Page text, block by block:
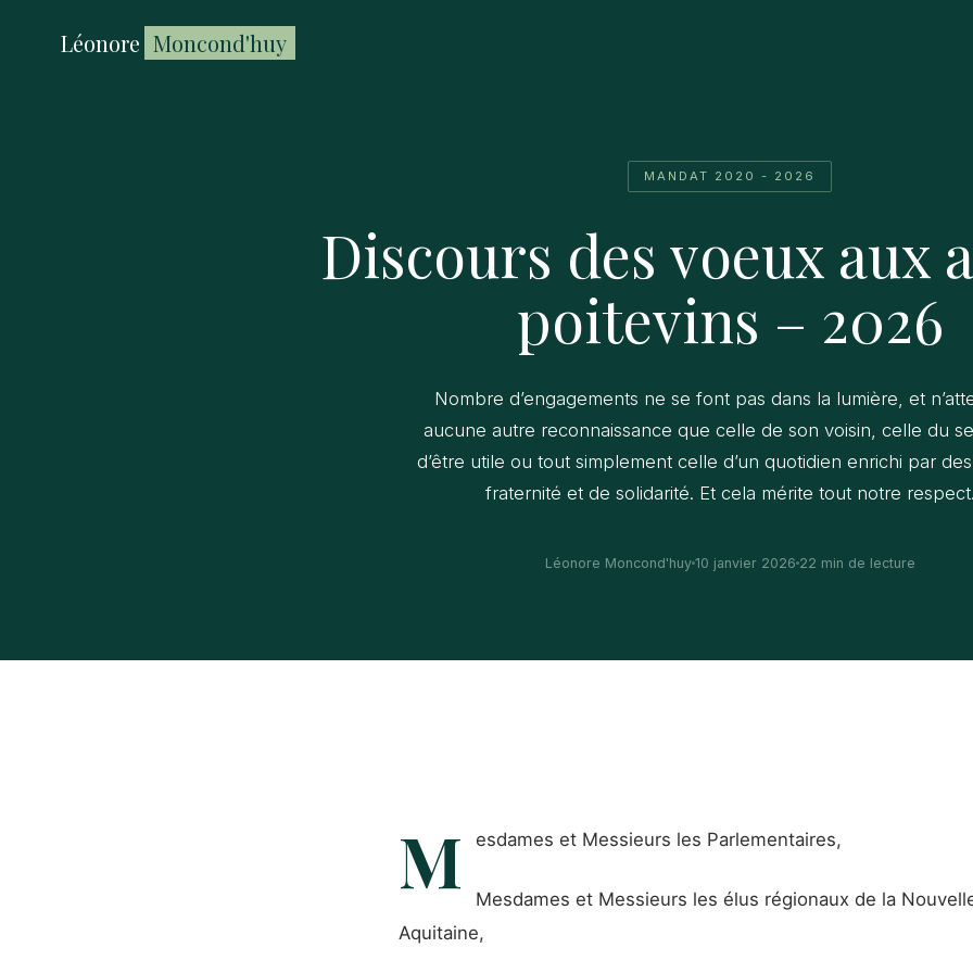
Léonore Moncond'huy
MANDAT 2020 - 2026
Discours des voeux aux
poitevins – 2026
Nombre d’engagements ne se font pas dans la lumière, et
aucune autre reconnaissance que celle de son voisin, celle du
d’être utile ou tout simplement celle d’un quotidien enrichi par
fraternité et de solidarité. Et cela mérite tout notre
Léonore Moncond'huy 10 janvier 2026 22 min de lecture
M esdames et Messieurs les Parlementaires,
Mesdames et Messieurs les élus régionaux de la
Aquitaine,